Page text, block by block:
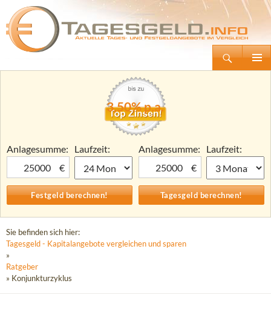
Tagesgeld.info – Tagesgeldkonten vergleichen und Tagesgeld-Zinsen berechnen
Zum
3,50% p.a.
Anlagesumme:
€
Laufzeit:
Anlagesumme:
€
Laufzeit:
Sie befinden sich hier:
Tagesgeld - Kapitalangebote vergleichen und sparen
»
Ratgeber
» Konjunkturzyklus